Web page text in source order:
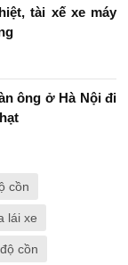
tài xế xe máy
ông ở Hà Nội đi
cồn
lái xe
cồn